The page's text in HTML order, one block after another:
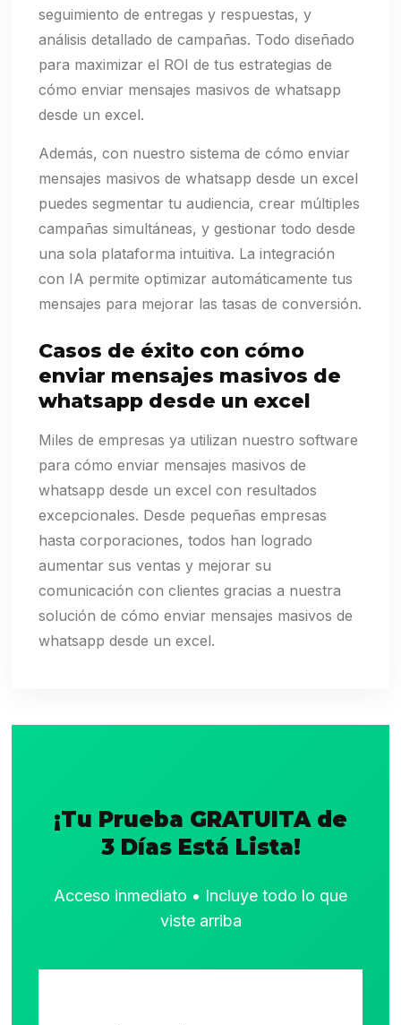
seguimiento de entregas y respuestas, y
análisis detallado de campañas. Todo diseñado
para maximizar el ROI de tus estrategias de
cómo enviar mensajes masivos de whatsapp
desde un excel.
Además, con nuestro sistema de cómo enviar
mensajes masivos de whatsapp desde un excel
puedes segmentar tu audiencia, crear múltiples
campañas simultáneas, y gestionar todo desde
una sola plataforma intuitiva. La integración
con IA permite optimizar automáticamente tus
mensajes para mejorar las tasas de conversión.
Casos de éxito con cómo
enviar mensajes masivos de
whatsapp desde un excel
Miles de empresas ya utilizan nuestro software
para cómo enviar mensajes masivos de
whatsapp desde un excel con resultados
excepcionales. Desde pequeñas empresas
hasta corporaciones, todos han logrado
aumentar sus ventas y mejorar su
comunicación con clientes gracias a nuestra
solución de cómo enviar mensajes masivos de
whatsapp desde un excel.
¡Tu Prueba GRATUITA de
3 Días Está Lista!
Acceso inmediato • Incluye todo lo que
viste arriba